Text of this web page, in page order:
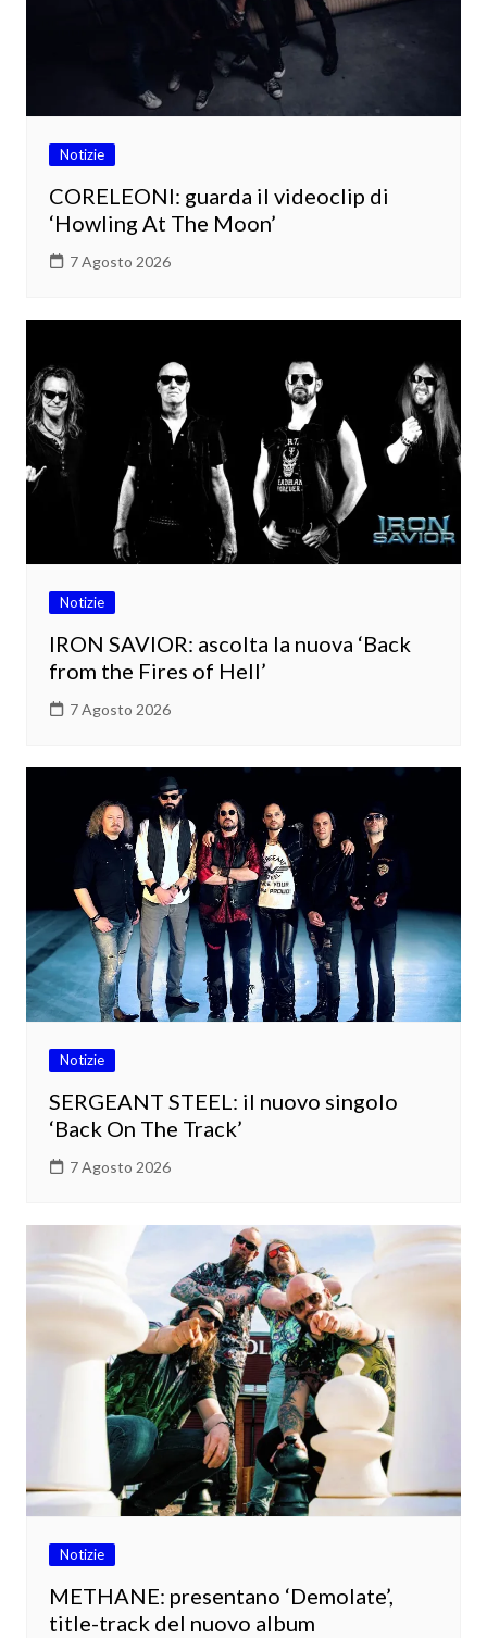
Notizie
CORELEONI: guarda il videoclip di
‘Howling At The Moon’
7 Agosto 2026
Notizie
IRON SAVIOR: ascolta la nuova ‘Back
from the Fires of Hell’
7 Agosto 2026
Notizie
SERGEANT STEEL: il nuovo singolo
‘Back On The Track’
7 Agosto 2026
Notizie
METHANE: presentano ‘Demolate’,
title-track del nuovo album